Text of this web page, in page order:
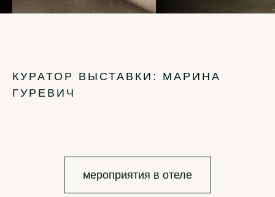
КУРАТОР ВЫСТАВКИ: МАРИНА
ГУРЕВИЧ
мероприятия в отеле